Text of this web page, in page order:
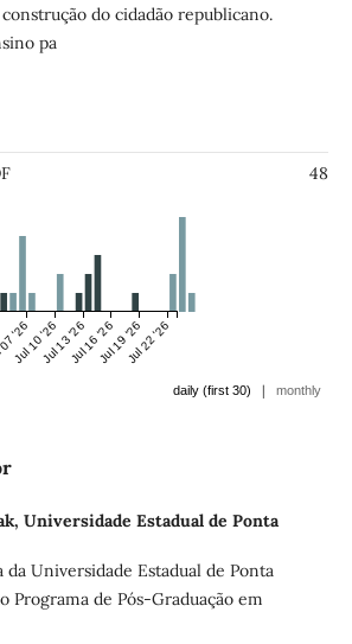
do cidadão republicano.
pa
48
'26
Jul 10 '26Jul 13 '26Jul 16 '26Jul 19 '26Jul 22 '26
daily (first 30) | monthly
Universidade Estadual de Ponta
da Universidade Estadual de Ponta
Programa de Pós-Graduação em